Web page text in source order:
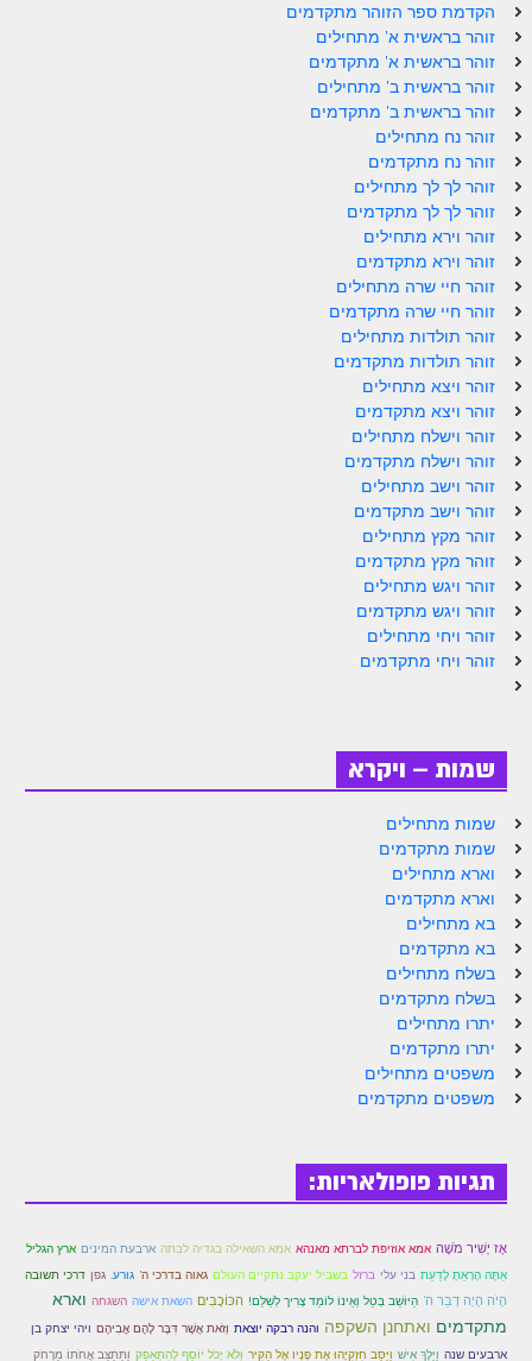
הקדמת ספר הזוהר מתקדמים
זוהר בראשית א' מתחילים
זוהר בראשית א' מתקדמים
זוהר בראשית ב' מתחילים
זוהר בראשית ב' מתקדמים
זוהר נח מתחילים
זוהר נח מתקדמים
זוהר לך לך מתחילים
זוהר לך לך מתקדמים
זוהר וירא מתחילים
זוהר וירא מתקדמים
זוהר חיי שרה מתחילים
זוהר חיי שרה מתקדמים
זוהר תולדות מתחילים
זוהר תולדות מתקדמים
זוהר ויצא מתחילים
זוהר ויצא מתקדמים
זוהר וישלח מתחילים
זוהר וישלח מתקדמים
זוהר וישב מתחילים
זוהר וישב מתקדמים
זוהר מקץ מתחילים
זוהר מקץ מתקדמים
זוהר ויגש מתחילים
זוהר ויגש מתקדמים
זוהר ויחי מתחילים
זוהר ויחי מתקדמים
שמות – ויקרא
שמות מתחילים
שמות מתקדמים
וארא מתחילים
וארא מתקדמים
בא מתחילים
בא מתקדמים
בשלח מתחילים
בשלח מתקדמים
יתרו מתחילים
יתרו מתקדמים
משפטים מתחילים
משפטים מתקדמים
תגיות פופולאריות:
אָז יָשִׁיר מֹשֶׁה אמא אוזיפת לברתא מאנהא אמא השאילה בגדיה לבִתה ארבעת המינים ארץ הגליל
אַתָּה הָרְאֵתָ לָדַעַת בני עלי ברזל בשביל יעקב נתקיים העולם גאוה בדרכי ה' גורע. גפן דרכי תשובה
הָיׂה הָיָה דְבַר ה' הַיּוֹשֵׁב בְּטַל וְאֵינוֹ לוֹמֵד צָרִיך לְשַׁלֵּם! הכּוֹכָבִים השאת אישה השגחה וארא
מתקדמים ואתחנן השקפה והנה רבקה יוצאת וְזֹאת אֲשֶׁר דִּבֶּר לָהֶם אֲבִיהֶם ויהי יצחק בן
ארבעים שנה וַיֵּלֶךְ אִישׁ וַיַּסֵּב חִזְקִיָּהוּ אֶת פָּנָיו אֶל הַקִּיר וְלֹא יָכֹל יוֹסֵף לְהִתְאַפֵּק וַתֵּתַצַּב אֲחֹתוֹ מֵרָחֹק